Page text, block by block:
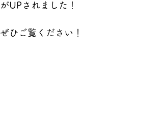
がUPされました！
ぜひご覧ください！